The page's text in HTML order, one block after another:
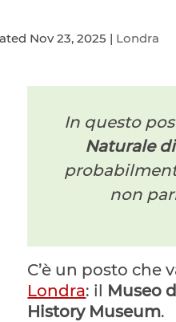
Nov 23, 2025 | Londra
In questo
Naturale
non
C’è un posto che
Londra: il Museo
History Museum.